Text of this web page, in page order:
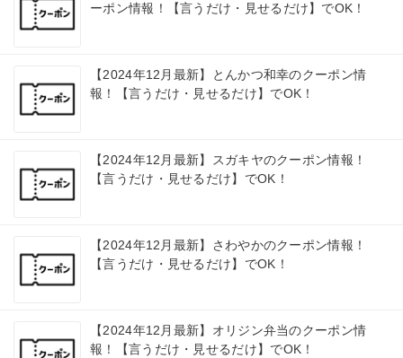
ーポン情報！【言うだけ・見せるだけ】でOK！
【2024年12月最新】とんかつ和幸のクーポン情
報！【言うだけ・見せるだけ】でOK！
【2024年12月最新】スガキヤのクーポン情報！
【言うだけ・見せるだけ】でOK！
【2024年12月最新】さわやかのクーポン情報！
【言うだけ・見せるだけ】でOK！
【2024年12月最新】オリジン弁当のクーポン情
報！【言うだけ・見せるだけ】でOK！